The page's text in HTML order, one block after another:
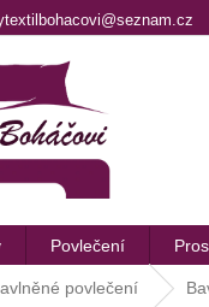
Povlečení
povlečení